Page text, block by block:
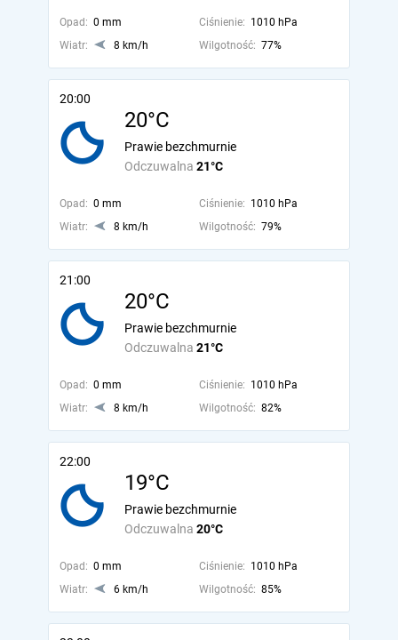
Opad: 0 mm Ciśnienie: 1010 hPa
Wiatr:
8 km/h Wilgotność: 77%
20:00
20°C
Odczuwalna 21°C
Prawie bezchmurnie
Opad: 0 mm Ciśnienie: 1010 hPa
Wiatr:
8 km/h Wilgotność: 79%
21:00
20°C
Odczuwalna 21°C
Prawie bezchmurnie
Opad: 0 mm Ciśnienie: 1010 hPa
Wiatr:
8 km/h Wilgotność: 82%
22:00
19°C
Odczuwalna 20°C
Prawie bezchmurnie
Opad: 0 mm Ciśnienie: 1010 hPa
Wiatr:
6 km/h Wilgotność: 85%